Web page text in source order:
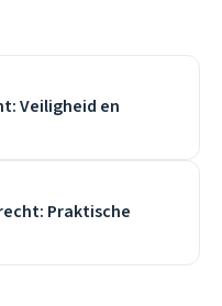
Veiligheid en
Praktische